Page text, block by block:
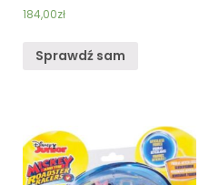
184,00zł
Sprawdź sam